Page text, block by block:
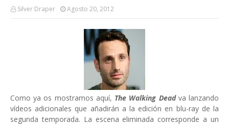
Silver Draper Agosto 20, 2012
Como ya os mostramos aquí, The Walking Deadva lanzando
vídeos adicionales que añadirán a la edición en blu-ray de la
segunda temporada. La escena eliminada corresponde a un